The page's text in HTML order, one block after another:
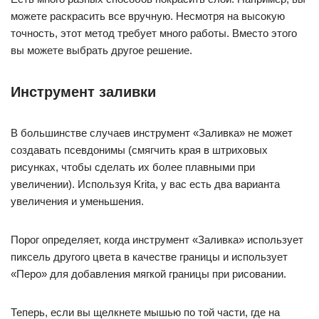
можете раскрасить все вручную. Несмотря на высокую
точность, этот метод требует много работы. Вместо этого
вы можете выбрать другое решение.
Инструмент заливки
В большинстве случаев инструмент «Заливка» не может
создавать псевдонимы (смягчить края в штриховых
рисунках, чтобы сделать их более плавными при
увеличении). Используя Krita, у вас есть два варианта
увеличения и уменьшения.
Порог определяет, когда инструмент «Заливка» использует
пиксель другого цвета в качестве границы и использует
«Перо» для добавления мягкой границы при рисовании.
Теперь, если вы щелкнете мышью по той части, где на